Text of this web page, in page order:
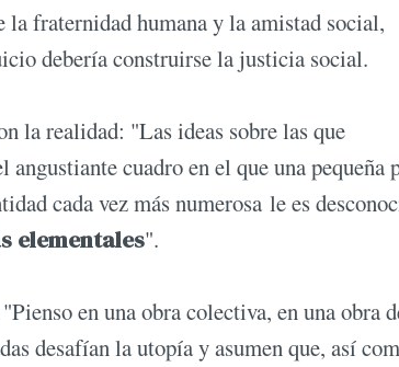
la fraternidad humana y la amistad social,
debería construirse la justicia social.
la realidad: "Las ideas sobre las que
cuadro en el que una pequeña
cada vez más numerosa le es
elementales".
en una obra colectiva, en una obra
desafían la utopía y asumen que, así